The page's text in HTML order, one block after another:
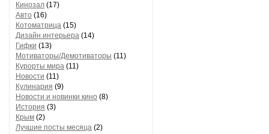
Кинозал (17)
Авто (16)
Котоматрица (15)
Дизайн интерьера (14)
Гифки (13)
Мотиваторы/Демотиваторы (11)
Курорты мира (11)
Новости (11)
Кулинария (9)
Новости и новинки кино (8)
История (3)
Крым (2)
Лучшие посты месяца (2)